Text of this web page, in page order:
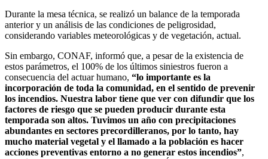
Durante la mesa técnica, se realizó un balance de la temporada
anterior y un análisis de las condiciones de peligrosidad,
considerando variables meteorológicas y de vegetación, actual.
Sin embargo, CONAF, informó que, a pesar de la existencia de
estos parámetros, el 100% de los últimos siniestros fueron a
consecuencia del actuar humano, “lo importante es la
incorporación de toda la comunidad, en el sentido de prevenir
los incendios. Nuestra labor tiene que ver con difundir que los
factores de riesgo que se pueden producir durante esta
temporada son altos. Tuvimos un año con precipitaciones
abundantes en sectores precordilleranos, por lo tanto, hay
mucho material vegetal y el llamado a la población es hacer
acciones preventivas entorno a no generar estos incendios”,